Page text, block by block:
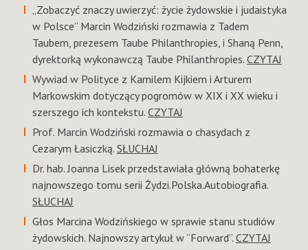
„Zobaczyć znaczy uwierzyć: życie żydowskie i judaistyka
w Polsce” Marcin Wodziński rozmawia z Tadem
Taubem, prezesem Taube Philanthropies, i Shaną Penn,
dyrektorką wykonawczą Taube Philanthropies. CZYTAJ
Wywiad w Polityce z Kamilem Kijkiem i Arturem
Markowskim dotyczący pogromów w XIX i XX wieku i
szerszego ich kontekstu. CZYTAJ
Prof. Marcin Wodziński rozmawia o chasydach z
Cezarym Łasiczką. SŁUCHAJ
Dr. hab. Joanna Lisek przedstawiała główną bohaterkę
najnowszego tomu serii Żydzi.Polska.Autobiografia.
SŁUCHAJ
Głos Marcina Wodzińskiego w sprawie stanu studiów
żydowskich. Najnowszy artykuł w “Forward”. CZYTAJ